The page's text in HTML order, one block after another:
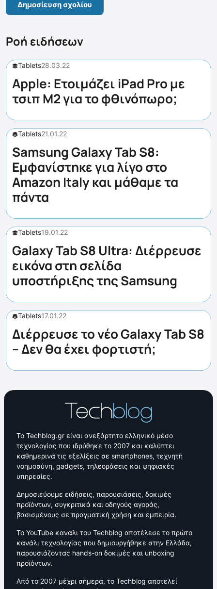
Ροή ειδήσεων
Tablets28.03.22
Apple: Ετοιμάζει iPad Pro με
τσιπ M2 για το φθινόπωρο;
Tablets21.01.22
Samsung Galaxy Tab S8:
Εμφανίστηκε για λίγο στο
Amazon Italy και μάθαμε τα
πάντα
Tablets19.01.22
Galaxy Tab S8 Ultra: Διέρρευσε
εικόνα στη σελίδα
υποστήριξης της Samsung
Tablets17.01.22
Διέρρευσε το νέο Galaxy Tab S8
– Δεν θα έχει φορτιστή;
Το Techblog.gr είναι ανεξάρτητο ελληνικό μέσο
τεχνολογίας που ιδρύθηκε το 2007 και καλύπτει
καθημερινά τις εξελίξεις σε smartphones, τεχνητή
νοημοσύνη, gadgets, τηλεοράσεις και ψηφιακές
υπηρεσίες.
Δημοσιεύουμε ειδήσεις, παρουσιάσεις, δοκιμές
προϊόντων, συγκριτικά και οδηγούς αγοράς,
βασισμένους σε πραγματική χρήση και εμπειρία.
Το YouTube κανάλι του Techblog αποτέλεσε το πρώτο
κανάλι τεχνολογίας που δημιουργήθηκε στην Ελλάδα,
παρουσιάζοντας hands-on δοκιμές και unboxing
προϊόντων.
Από το 2007 μέχρι σήμερα, το Techblog αποτελεί